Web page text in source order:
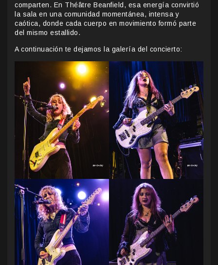
comparten. En Théâtre Beanfield, esa energía convirtió
la sala en una comunidad momentánea, intensa y
caótica, donde cada cuerpo en movimiento formó parte
del mismo estallido.
A continuación te dejamos la galería del concierto: